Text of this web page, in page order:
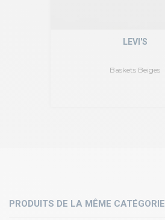
Baskets Beiges
LEVI'S
PRODUITS DE LA MÊME CATÉGORIE